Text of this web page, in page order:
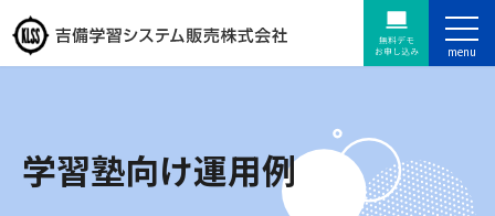
学習塾向け運用例